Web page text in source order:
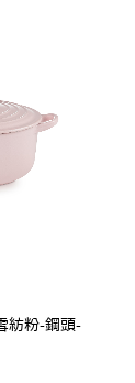
紡粉-鋼頭-